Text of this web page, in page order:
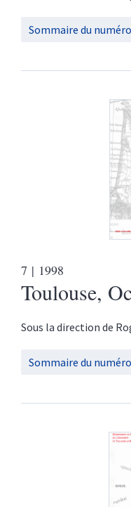
Sommaire du numéro
7 | 1998
Toulouse,
Sous la direction de
Sommaire du numéro